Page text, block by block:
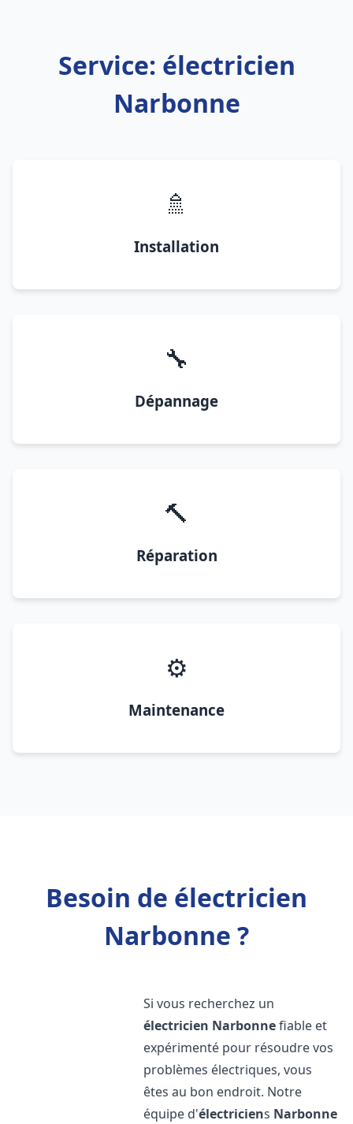
Service: électricien
Narbonne
🚿
Installation
🔧
Dépannage
🔨
Réparation
⚙️
Maintenance
Besoin de électricien
Narbonne ?
Si vous recherchez un
électricien Narbonnefiable et
expérimenté pour résoudre vos
problèmes électriques, vous
êtes au bon endroit. Notre
équipe d'électriciens Narbonne